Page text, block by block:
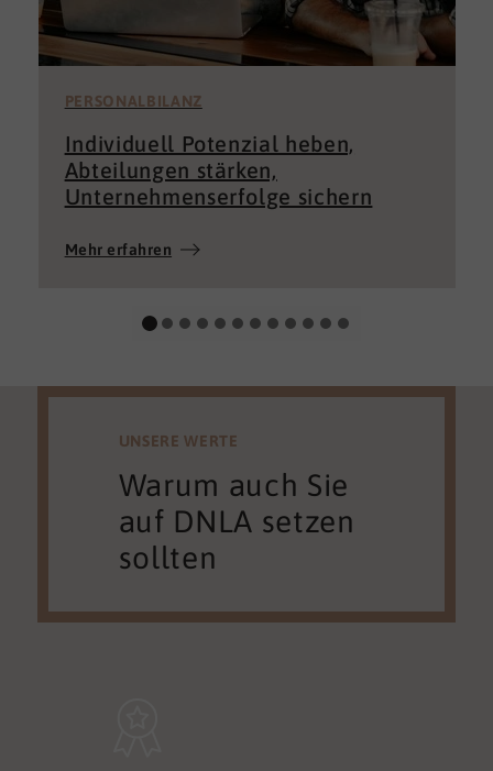
PERSONALBILANZ
Individuell Potenzial heben,
Abteilungen stärken,
Unternehmenserfolge sichern
Mehr erfahren
UNSERE WERTE
Warum auch Sie
auf DNLA setzen
sollten